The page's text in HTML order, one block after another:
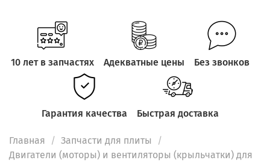
10 лет в запчастях Адекватные цены Без звонков
Гарантия качества Быстрая доставка
Главная
Запчасти для плиты
Двигатели (моторы) и вентиляторы (крыльчатки) для